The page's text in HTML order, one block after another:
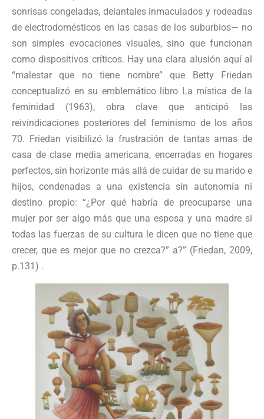
sonrisas congeladas, delantales inmaculados y rodeadas
de electrodomésticos en las casas de los suburbios— no
son simples evocaciones visuales, sino que funcionan
como dispositivos críticos. Hay una clara alusión aquí al
“malestar que no tiene nombre” que Betty Friedan
conceptualizó en su emblemático libro La mística de la
feminidad (1963), obra clave que anticipó las
reivindicaciones posteriores del feminismo de los años
70. Friedan visibilizó la frustración de tantas amas de
casa de clase media americana, encerradas en hogares
perfectos, sin horizonte más allá de cuidar de su marido e
hijos, condenadas a una existencia sin autonomía ni
destino propio: “¿Por qué habría de preocuparse una
mujer por ser algo más que una esposa y una madre si
todas las fuerzas de su cultura le dicen que no tiene que
crecer, que es mejor que no crezca?” a?” (Friedan, 2009,
p.131) .